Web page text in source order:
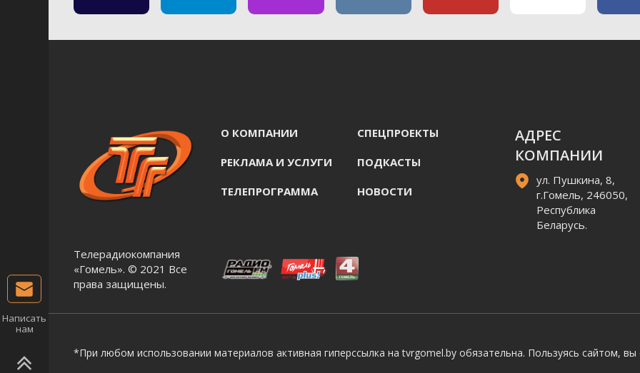
Телерадиокомпания
«Гомель». © 2021 Все
права защищены.
О КОМПАНИИ СПЕЦПРОЕКТЫ
РЕКЛАМА И УСЛУГИ ПОДКАСТЫ
ТЕЛЕПРОГРАММА НОВОСТИ
АДРЕС
КОМПАНИИ
ул. Пушкина, 8,
г.Гомель, 246050,
Республика
Беларусь.
*При любом использовании материалов активная гиперссылка на tvrgomel.by обязательна. Пользуясь сайтом, вы
Написать
нам